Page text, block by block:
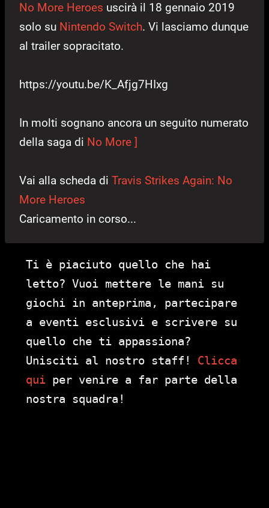
No More Heroes uscirà il 18 gennaio 2019
solo su Nintendo Switch. Vi lasciamo dunque
al trailer sopracitato.
https://youtu.be/K_Afjg7HIxg
In molti sognano ancora un seguito numerato
della saga di No More ]
Vai alla scheda di Travis Strikes Again: No
More Heroes
Caricamento in corso...
Ti è piaciuto quello che hai
letto? Vuoi mettere le mani su
giochi in anteprima, partecipare
a eventi esclusivi e scrivere su
quello che ti appassiona?
Unisciti al nostro staff! Clicca
qui per venire a far parte della
nostra squadra!